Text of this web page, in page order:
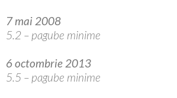
7 mai 2008
5.2 – pagube minime
6 octombrie 2013
5.5 – pagube minime